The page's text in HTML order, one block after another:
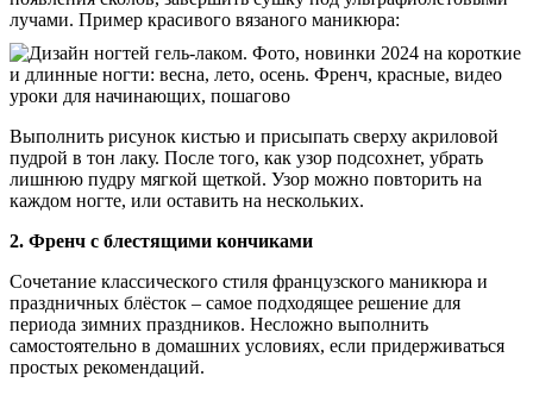
лучами. Пример красивого вязаного маникюра:
Выполнить рисунок кистью и присыпать сверху акриловой
пудрой в тон лаку. После того, как узор подсохнет, убрать
лишнюю пудру мягкой щеткой. Узор можно повторить на
каждом ногте, или оставить на нескольких.
2. Френч с блестящими кончиками
Сочетание классического стиля французского маникюра и
праздничных блёсток – самое подходящее решение для
периода зимних праздников. Несложно выполнить
самостоятельно в домашних условиях, если придерживаться
простых рекомендаций.